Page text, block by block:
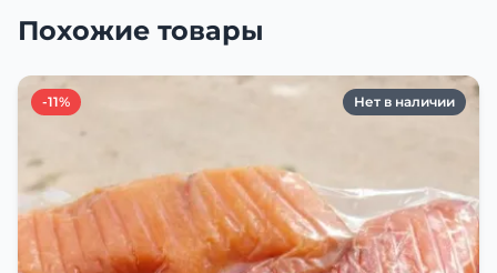
Похожие товары
-11% Нет в наличии